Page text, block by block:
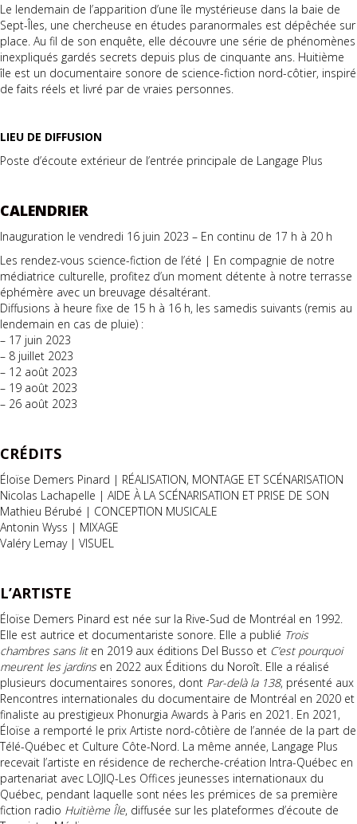
Le lendemain de l’apparition d’une île mystérieuse dans la baie de
Sept-Îles, une chercheuse en études paranormales est dépêchée sur
place. Au fil de son enquête, elle découvre une série de phénomènes
inexpliqués gardés secrets depuis plus de cinquante ans. Huitième
île est un documentaire sonore de science-fiction nord-côtier, inspiré
de faits réels et livré par de vraies personnes.
LIEU DE DIFFUSION
Poste d’écoute extérieur de l’entrée principale de Langage Plus
CALENDRIER
Inauguration le vendredi 16 juin 2023 – En continu de 17 h à 20 h
Les rendez-vous science-fiction de l’été | En compagnie de notre
médiatrice culturelle, profitez d’un moment détente à notre terrasse
éphémère avec un breuvage désaltérant.
Diffusions à heure fixe de 15 h à 16 h, les samedis suivants (remis au
lendemain en cas de pluie) :
– 17 juin 2023
– 8 juillet 2023
– 12 août 2023
– 19 août 2023
– 26 août 2023
CRÉDITS
Éloïse Demers Pinard | RÉALISATION, MONTAGE ET SCÉNARISATION
Nicolas Lachapelle | AIDE À LA SCÉNARISATION ET PRISE DE SON
Mathieu Bérubé | CONCEPTION MUSICALE
Antonin Wyss | MIXAGE
Valéry Lemay | VISUEL
L’ARTISTE
Éloïse Demers Pinard est née sur la Rive-Sud de Montréal en 1992.
Elle est autrice et documentariste sonore. Elle a publié Trois
chambres sans lit en 2019 aux éditions Del Busso et C’est pourquoi
meurent les jardinsen 2022 aux Éditions du Noroît. Elle a réalisé
plusieurs documentaires sonores, dont Par-delà la 138, présenté aux
Rencontres internationales du documentaire de Montréal en 2020 et
finaliste au prestigieux Phonurgia Awards à Paris en 2021. En 2021,
Éloïse a remporté le prix Artiste nord-côtière de l’année de la part de
Télé-Québec et Culture Côte-Nord. La même année, Langage Plus
recevait l’artiste en résidence de recherche-création Intra-Québec en
partenariat avec LOJIQ-Les Offices jeunesses internationaux du
Québec, pendant laquelle sont nées les prémices de sa première
fiction radio Huitième Île, diffusée sur les plateformes d’écoute de